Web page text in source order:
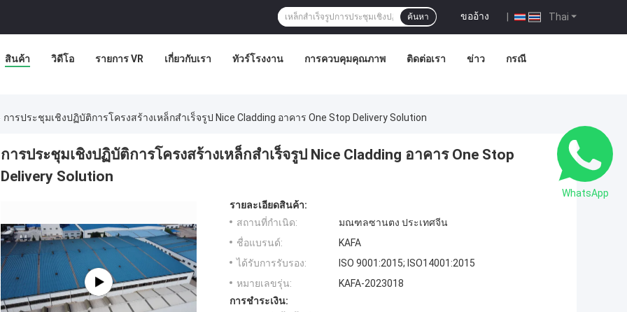
Thai
ขออ้าง |
ค้นหา
สินค้า วิดีโอ รายการ VR เกี่ยวกับเรา ทัวร์โรงงาน การควบคุมคุณภาพ ติดต่อเรา ข่าว กรณี
การประชุมเชิงปฏิบัติการโครงสร้างเหล็กสำเร็จรูป Nice Cladding อาคาร One Stop Delivery Solution
การประชุมเชิงปฏิบัติการโครงสร้างเหล็กสำเร็จรูป Nice Cladding อาคาร One Stop
Delivery Solution
รายละเอียดสินค้า:
สถานที่กำเนิด:
มณฑลซานตง ประเทศจีน
ชื่อแบรนด์:
KAFA
ได้รับการรับรอง:
ISO 9001:2015; ISO14001:2015
หมายเลขรุ่น:
KAFA-2023018
การชำระเงิน:
WhatsApp